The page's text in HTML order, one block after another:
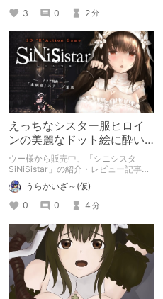
3
0 2分
えっちなシスター服ヒロイ
ンの美麗なドット絵に酔い
しれろ！ 本格派2D横スクロ
ールアクション！！
ウー様から販売中、「シニシスタ
SiNiSistar」の紹介・レビュー記事で
す。
うらかいざ～(仮)
0
0 4 分